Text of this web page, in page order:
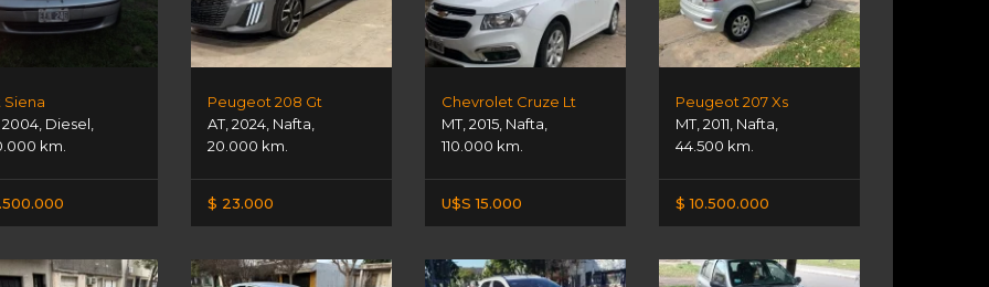
Siena
2004, Diesel
km.
Peugeot 208 Gt
AT,2024 Nafta
20.000 km.
$ 23.000
Chevrolet Cruze Lt
MT,2015 Nafta
110.000 km.
U$S 15.000
Peugeot 207 Xs
MT,2011 Nafta
44.500 km.
$ 10.500.000